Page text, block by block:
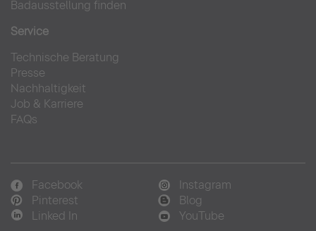
Badausstellung finden
Service
Technische Beratung
Presse
Nachhaltigkeit
Job & Karriere
FAQs
Facebook
Instagram
Pinterest
Blog
Linked In
YouTube